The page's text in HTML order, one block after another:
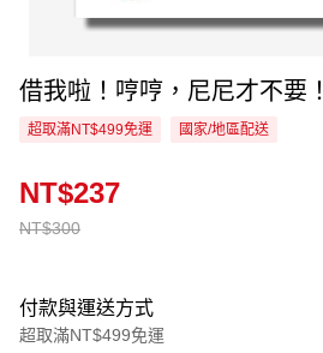
借我啦！哼哼，尼尼才不要！
超取滿NT$499免運 國家/地區配送
NT$300
NT$237
付款與運送方式
超取滿NT$499免運